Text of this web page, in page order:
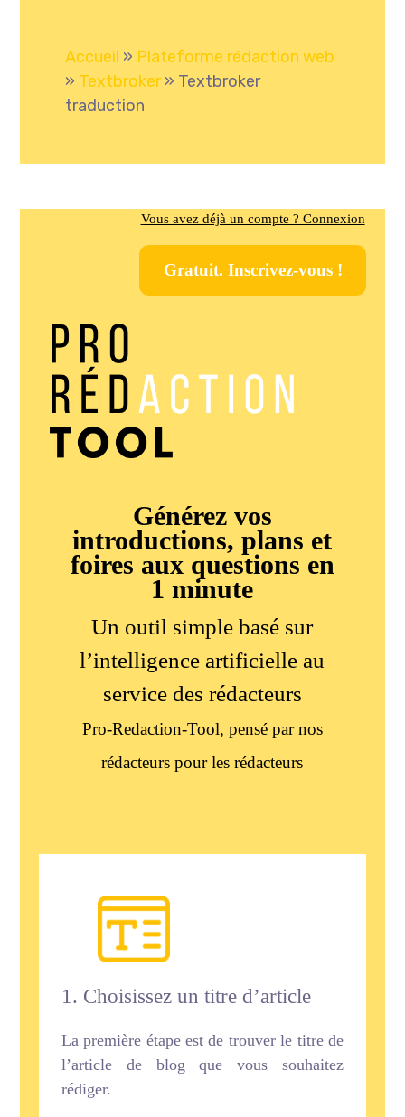
Accueil » Plateforme rédaction web
» Textbroker» Textbroker
traduction
Vous avez déjà un compte ? Connexion
Gratuit. Inscrivez-vous !
Générez vos
introductions, plans et
foires aux questions en
1 minute
Un outil simple basé sur
l’intelligence artificielle au
service des rédacteurs
Pro-Redaction-Tool, pensé par nos
rédacteurs pour les rédacteurs
1. Choisissez un titre d’article
La première étape est de trouver le titre de
l’article de blog que vous souhaitez
rédiger.